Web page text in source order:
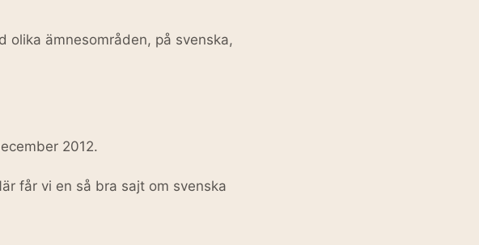
olika ämnesområden, på svenska,
2012.
får vi en så bra sajt om svenska